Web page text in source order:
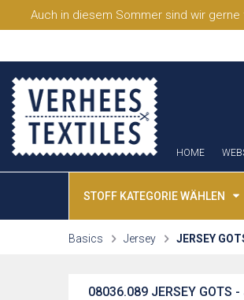
Auch in diesem Sommer sind wir
HOME
STOFF KATEGORIE WÄHLEN
Basics Jersey JERSEY
JERSEY GOTS -
08036.089